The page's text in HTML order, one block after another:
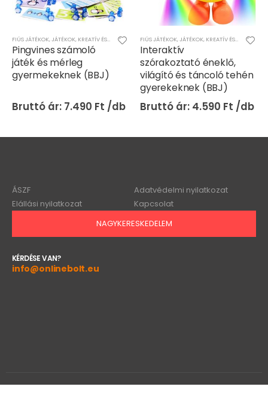
LÁNYOS JÁTÉKOK
FIÚS JÁTÉKOK,JÁTÉKOK, KREATÍV ÉS KÉSZSÉGFEJLESZTŐ JÁTÉKOK ,LÁNYOS JÁTÉKOK,
Pingvines számoló
játék és mérleg
gyermekeknek (BBJ)
7.490 Ft
FIÚS JÁTÉKOK,JÁTÉKOK, KREATÍV ÉS KÉSZSÉGFEJLESZTŐ JÁTÉKOK
Interaktív
szórakoztató éneklő,
világító és táncoló tehén
gyerekeknek (BBJ)
4.590 Ft
ÁSZF
Adatvédelmi nyilatkozat
Elállási nyilatkozat
Kapcsolat
NAGYKERESKEDELEM
KÉRDÉSE VAN?
info@onlinebolt.eu